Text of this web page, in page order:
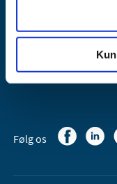
Sundheds- og
Kontakt
44 88 95 95
Følg os